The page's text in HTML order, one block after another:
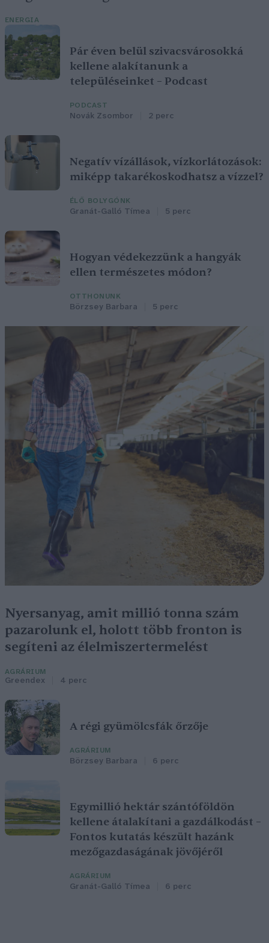
ENERGIA
Pár éven belül szivacsvárosokká
kellene alakítanunk a
településeinket – Podcast
PODCAST
Novák Zsombor 2 perc
Negatív vízállások, vízkorlátozások:
miképp takarékoskodhatsz a vízzel?
ÉLŐ BOLYGÓNK
Granát-Galló Tímea 5 perc
Hogyan védekezzünk a hangyák
ellen természetes módon?
OTTHONUNK
Börzsey Barbara 5 perc
Nyersanyag, amit millió tonna szám
pazarolunk el, holott több fronton is
segíteni az élelmiszertermelést
AGRÁRIUM
Greendex 4 perc
A régi gyümölcsfák őrzője
AGRÁRIUM
Börzsey Barbara 6 perc
Egymillió hektár szántóföldön
kellene átalakítani a gazdálkodást –
Fontos kutatás készült hazánk
mezőgazdaságának jövőjéről
AGRÁRIUM
Granát-Galló Tímea 6 perc